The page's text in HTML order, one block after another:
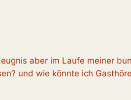
aber im Laufe meiner
und wie könnte ich